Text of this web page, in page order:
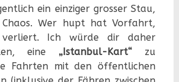
ein einziger grosser Stau,
Wer hupt hat Vorfahrt,
Ich würde dir daher
eine „Istanbul-Kart“ zu
Fahrten mit den öffentlichen